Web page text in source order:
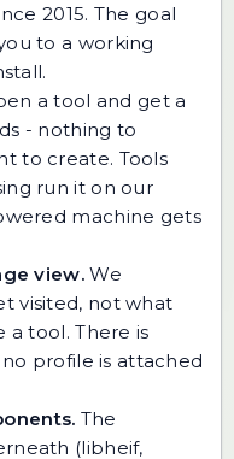
2015. The goal
to a working
a tool and get a
- nothing to
to create. Tools
run it on our
machine gets
view.We
visited, not what
a tool. There is
profile is attached
The
(libheif,